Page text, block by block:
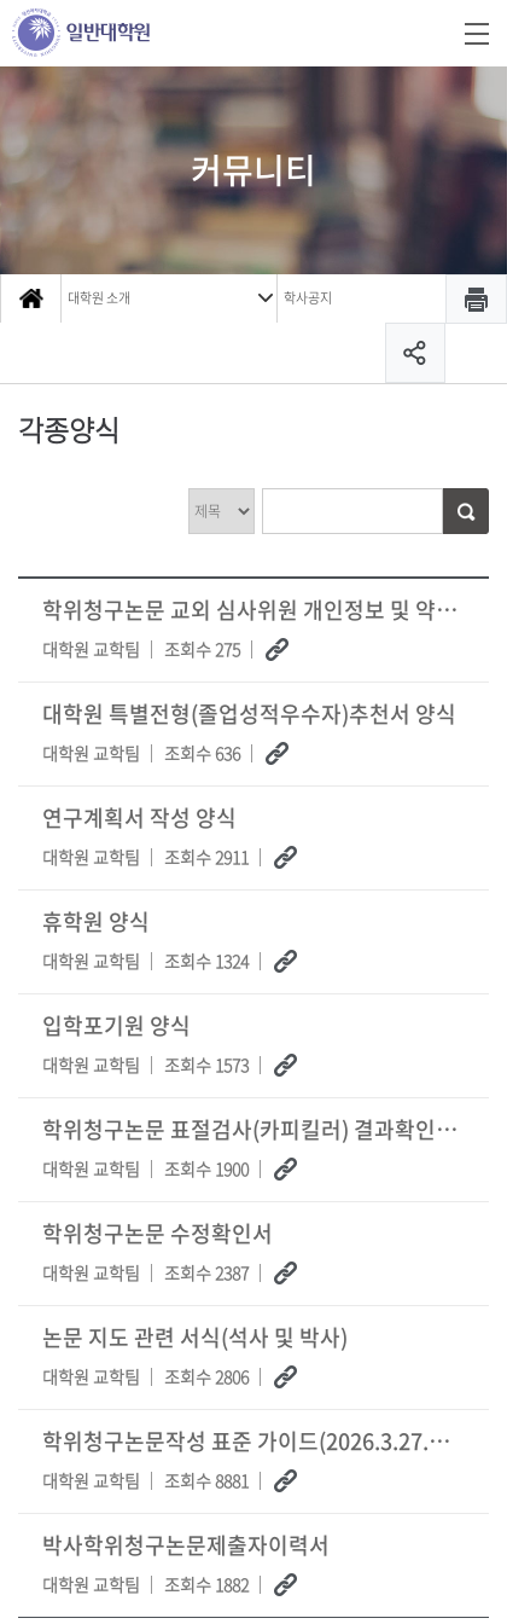
커뮤니티
대학원 소개 학사공지
각종양식
학위청구논문 교외 심사위원 개인정보 및 약력 작성 양식(4/1자 수정)
대학원 교학팀 조회수 275
대학원 특별전형(졸업성적우수자)추천서 양식
대학원 교학팀 조회수 636
연구계획서 작성 양식
대학원 교학팀 조회수 2911
휴학원 양식
대학원 교학팀 조회수 1324
입학포기원 양식
대학원 교학팀 조회수 1573
학위청구논문 표절검사(카피킬러) 결과확인서 양식
대학원 교학팀 조회수 1900
학위청구논문 수정확인서
대학원 교학팀 조회수 2387
논문 지도 관련 서식(석사 및 박사)
대학원 교학팀 조회수 2806
학위청구논문작성 표준 가이드(2026.3.27.업데이트)
대학원 교학팀 조회수 8881
박사학위청구논문제출자이력서
대학원 교학팀 조회수 1882